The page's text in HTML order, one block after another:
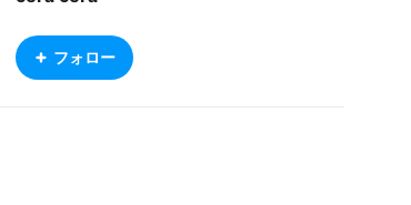
フォロー